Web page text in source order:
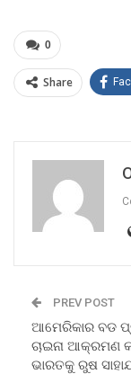
0
Share
PREV POST
ଆମେରିକାର ବଡ
ଚାଇନା ଆକ୍ରମଣ
ଭାରତକୁ ରୁଷ